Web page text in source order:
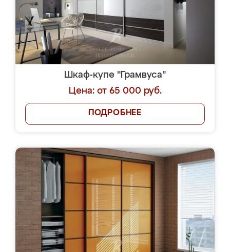
Шкаф-купе "Грамвуса"
Цена: от 65 000 руб.
ПОДРОБНЕЕ